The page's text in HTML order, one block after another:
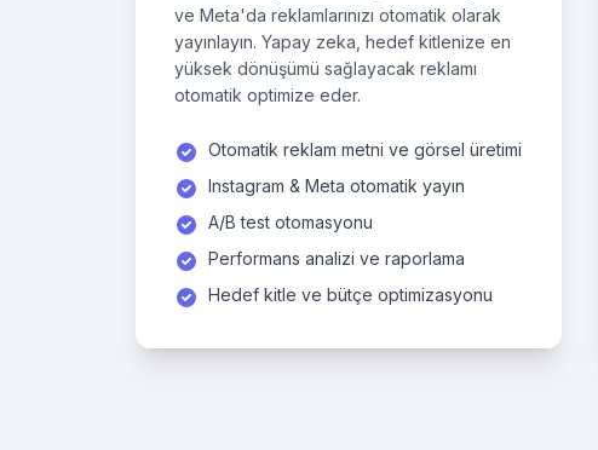
ve Meta'da reklamlarınızı otomatik olarak
yayınlayın. Yapay zeka, hedef kitlenize en
yüksek dönüşümü sağlayacak reklamı
otomatik optimize eder.
Otomatik reklam metni ve görsel üretimi
Instagram & Meta otomatik yayın
A/B test otomasyonu
Performans analizi ve raporlama
Hedef kitle ve bütçe optimizasyonu